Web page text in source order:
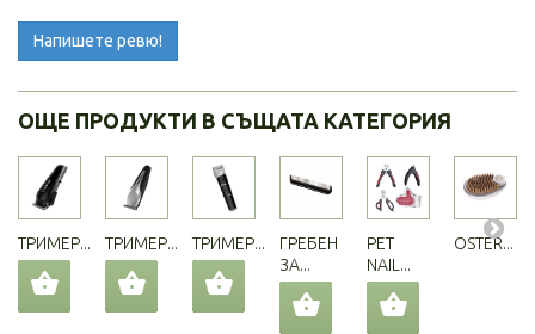
Напишете ревю!
ОЩЕ ПРОДУКТИ В СЪЩАТА КАТЕГОРИЯ
ТРИМЕР... ТРИМЕР... ТРИМЕР...
ГРЕБЕН
ЗА...
PET
NAIL...
OSTER...